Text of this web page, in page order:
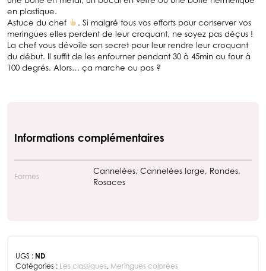
en plastique.
Astuce du chef
. Si malgré tous vos efforts pour conserver vos
meringues elles perdent de leur croquant, ne soyez pas déçus !
La chef vous dévoile son secret pour leur rendre leur croquant
du début. Il suffit de les enfourner pendant 30 à 45min au four à
100 degrés. Alors… ça marche ou pas ?
Informations complémentaires
Formes
Cannelées, Cannelées large, Rondes,
Rosaces
UGS : ND
Catégories : Les classiques, Meringues colorées